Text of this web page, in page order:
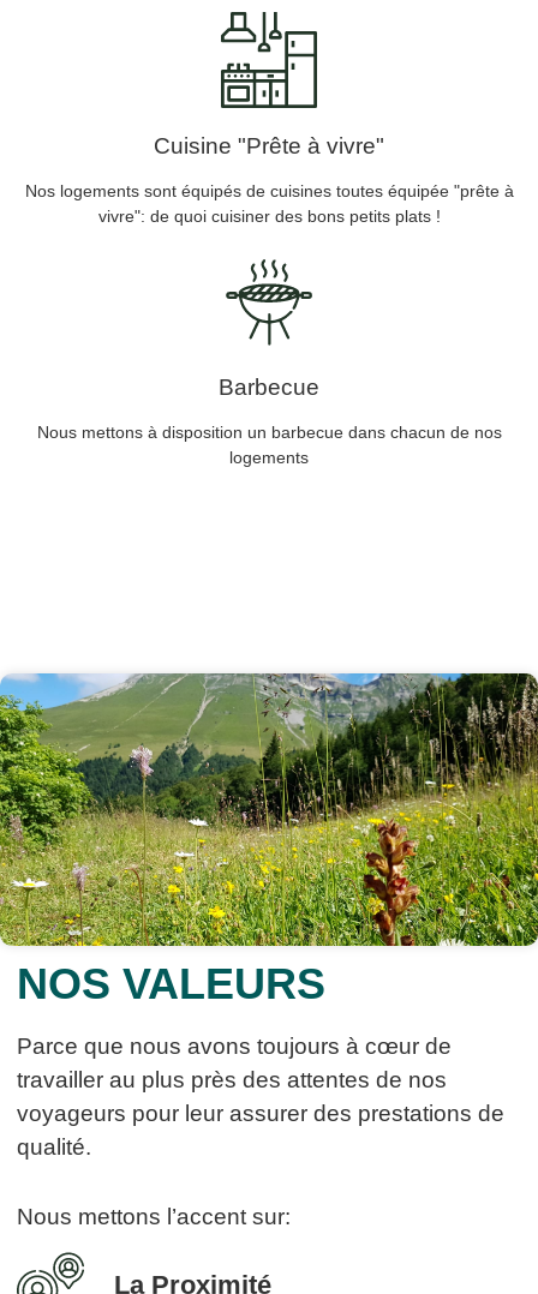
Cuisine "Prête à vivre"
Nos logements sont équipés de cuisines toutes équipée "prête à
vivre": de quoi cuisiner des bons petits plats !
Barbecue
Nous mettons à disposition un barbecue dans chacun de nos
logements
NOS VALEURS
Parce que nous avons toujours à cœur de
travailler au plus près des attentes de nos
voyageurs pour leur assurer des prestations de
qualité.
Nous mettons l’accent sur:
La Proximité